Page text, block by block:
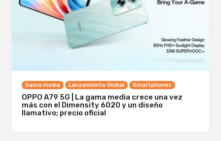
Gama media Lanzamiento Global Smartphones
OPPO A79 5G | La gama media crece una vez
más con el Dimensity 6020 y un diseño
llamativo; precio oficial